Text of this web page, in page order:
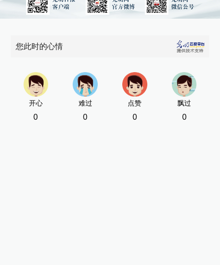
您此时的心情
开心
0
难过
0
点赞
0
飘过
0